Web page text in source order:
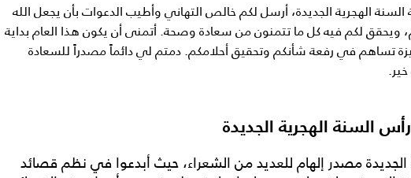
السنة الهجرية الجديدة، أرسل لكم خالص التهاني وأطيب الدعوات بأن يجعل الله
ويحقق لكم فيه كل ما تتمنون من سعادة وصحة. أتمنى أن يكون هذا العام بداية
تساهم في رفعة شأنكم وتحقيق أحلامكم. دمتم لي دائماً مصدراً للسعادة
السنة الهجرية الجديدة
مصدر إلهام للعديد من الشعراء، حيث أبدعوا في نظم قصائد